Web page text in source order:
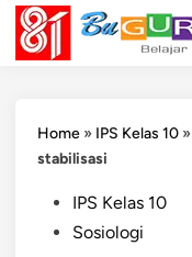
Skip
content
Home » IPS Kelas 10 »
stabilisasi
PostedIPS Kelas 10
Sosiologi